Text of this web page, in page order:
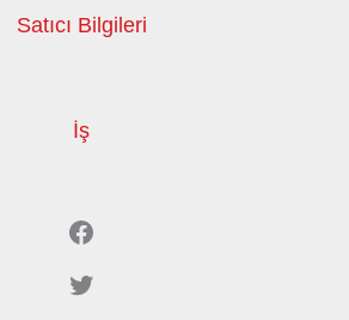
Satıcı Bilgileri
İş
Facebook
Twitter